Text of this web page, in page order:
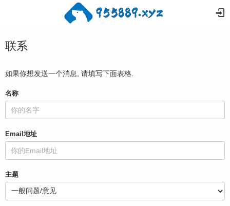
联系
如果你想发送一个消息, 请填写下面表格.
名称
Email地址
主题